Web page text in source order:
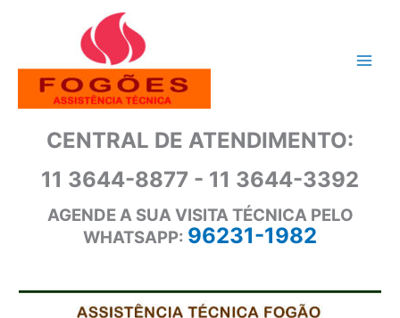
conteúdo
CENTRAL DE ATENDIMENTO:
11 3644-8877 - 11 3644-3392
AGENDE A SUA VISITA TÉCNICA PELO
WHATSAPP: 96231-1982